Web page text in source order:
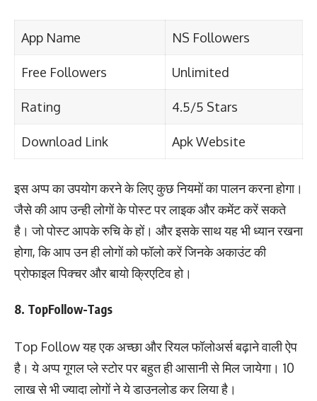
App Name NS Followers
Free Followers Unlimited
Rating 4.5/5 Stars
Download Link Apk Website
इस अप्प का उपयोग करने के लिए कुछ नियमों का पालन करना होगा।
जैसे की आप उन्ही लोगों के पोस्ट पर लाइक और कमेंट करें सकते
है। जो पोस्ट आपके रुचि के हों। और इसके साथ यह भी ध्यान रखना
होगा, कि आप उन ही लोगों को फॉलो करें जिनके अकाउंट की
प्रोफाइल पिक्चर और बायो क्रिएटिव हो।
8. TopFollow-Tags
Top Follow यह एक अच्छा और रियल फॉलोअर्स बढ़ाने वाली ऐप
है। ये अप्प गूगल प्ले स्टोर पर बहुत ही आसानी से मिल जायेगा। 10
लाख से भी ज्यादा लोगों ने ये डाउनलोड कर लिया है।